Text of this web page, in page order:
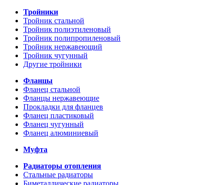
Тройники
Тройник стальной
Тройник полиэтиленовый
Тройник полипропиленовый
Тройник нержавеющий
Тройник чугунный
Другие тройники
Фланцы
Фланец стальной
Фланцы нержавеющие
Прокладки для фланцев
Фланец пластиковый
Фланец чугунный
Фланец алюминиевый
Муфта
Радиаторы отопления
Стальные радиаторы
Биметаллические радиаторы